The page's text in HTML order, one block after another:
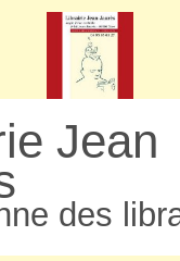
Jean
des